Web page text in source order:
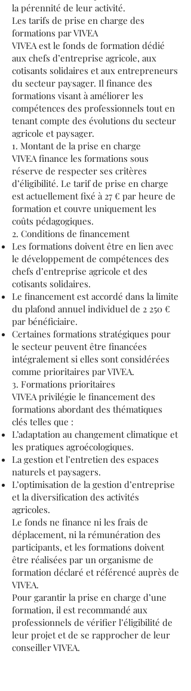
la pérennité de leur activité.
Les tarifs de prise en charge des
formations par VIVEA
VIVEA est le fonds de formation dédié
aux chefs d’entreprise agricole, aux
cotisants solidaires et aux entrepreneurs
du secteur paysager. Il finance des
formations visant à améliorer les
compétences des professionnels tout en
tenant compte des évolutions du secteur
agricole et paysager.
1. Montant de la prise en charge
VIVEA finance les formations sous
réserve de respecter ses critères
d’éligibilité. Le tarif de prise en charge
est actuellement fixé à 27 € par heure de
formation et couvre uniquement les
coûts pédagogiques.
2. Conditions de financement
Les formations doivent être en lien avec
le développement de compétences des
chefs d’entreprise agricole et des
cotisants solidaires.
Le financement est accordé dans la limite
du plafond annuel individuel de 2 250 €
par bénéficiaire.
Certaines formations stratégiques pour
le secteur peuvent être financées
intégralement si elles sont considérées
comme prioritaires par VIVEA.
3. Formations prioritaires
VIVEA privilégie le financement des
formations abordant des thématiques
clés telles que :
L’adaptation au changement climatique et
les pratiques agroécologiques.
La gestion et l’entretien des espaces
naturels et paysagers.
L’optimisation de la gestion d’entreprise
et la diversification des activités
agricoles.
Le fonds ne finance ni les frais de
déplacement, ni la rémunération des
participants, et les formations doivent
être réalisées par un organisme de
formation déclaré et référencé auprès de
VIVEA.
Pour garantir la prise en charge d’une
formation, il est recommandé aux
professionnels de vérifier l’éligibilité de
leur projet et de se rapprocher de leur
conseiller VIVEA.